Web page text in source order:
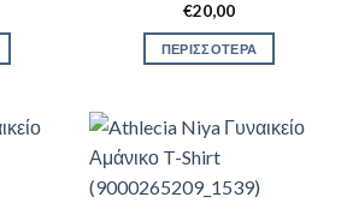
€20,00
ΠΕΡΙΣΣΟΤΕΡΑ